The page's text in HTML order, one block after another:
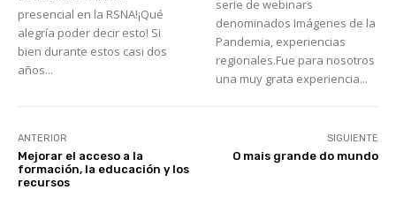
presencial en la RSNA!¡Qué
alegría poder decir esto! Si
bien durante estos casi dos
años...
serie de webinars
denominados Imágenes de la
Pandemia, experiencias
regionales.Fue para nosotros
una muy grata experiencia...
ANTERIOR
Mejorar el acceso a la
formación, la educación y los
recursos
SIGUIENTE
O mais grande do mundo